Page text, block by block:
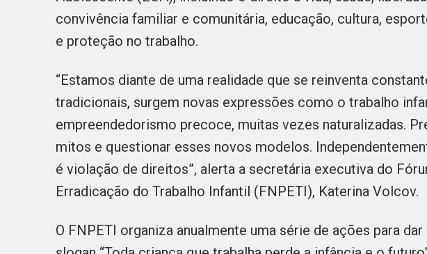
convivência familiar e comunitária, educação, cultura,
e proteção no trabalho.
“Estamos diante de uma realidade que se reinventa
tradicionais, surgem novas expressões como o trabalho
empreendedorismo precoce, muitas vezes naturalizadas.
mitos e questionar esses novos modelos.
é violação de direitos”, alerta a secretária executiva do
Erradicação do Trabalho Infantil (FNPETI), Katerina Volcov.
O FNPETI organiza anualmente uma série de ações para